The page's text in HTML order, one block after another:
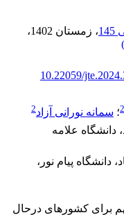
، زمستان 1402
،
)
10.22059/
2؛ سمانه نورانی آزاد2
دانشگاه علامه
دانشگاه پیام نور،
برای کشورهای درحال